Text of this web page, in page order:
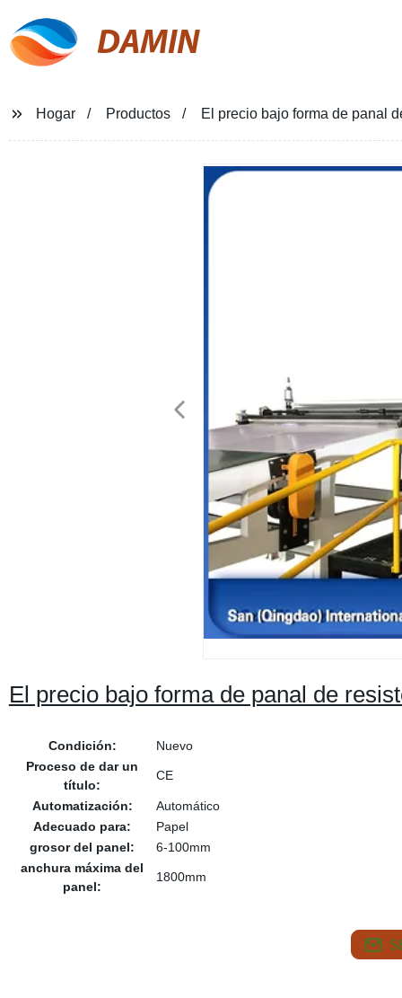
DAMIN
Hogar Productos El precio bajo forma de panal
El precio bajo forma de panal de
Condición:
Nuevo
Proceso de dar un
título:
CE
Automatización:
Automático
Adecuado para:
Papel
grosor del panel:
6-100mm
anchura máxima del
panel:
1800mm